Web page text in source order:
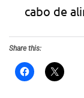
cabo de
Share this: